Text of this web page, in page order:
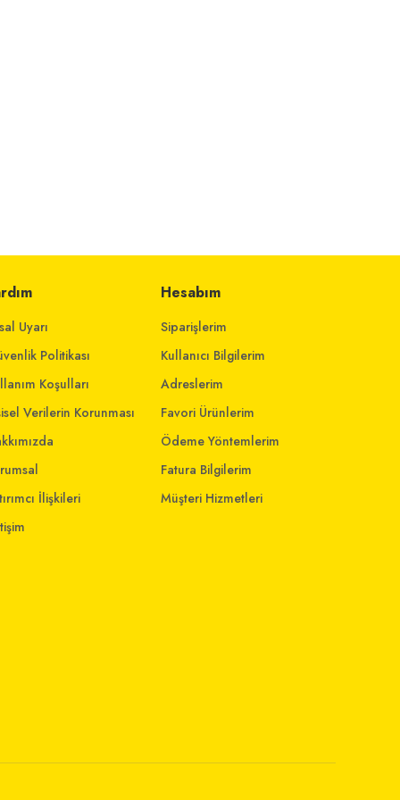
Uyarı
Politikası
Koşulları
Verilerin Korunması
İlişkileri
Hesabım
Siparişlerim
Kullanıcı Bilgilerim
Adreslerim
Favori Ürünlerim
Ödeme Yöntemlerim
Fatura Bilgilerim
Müşteri Hizmetleri